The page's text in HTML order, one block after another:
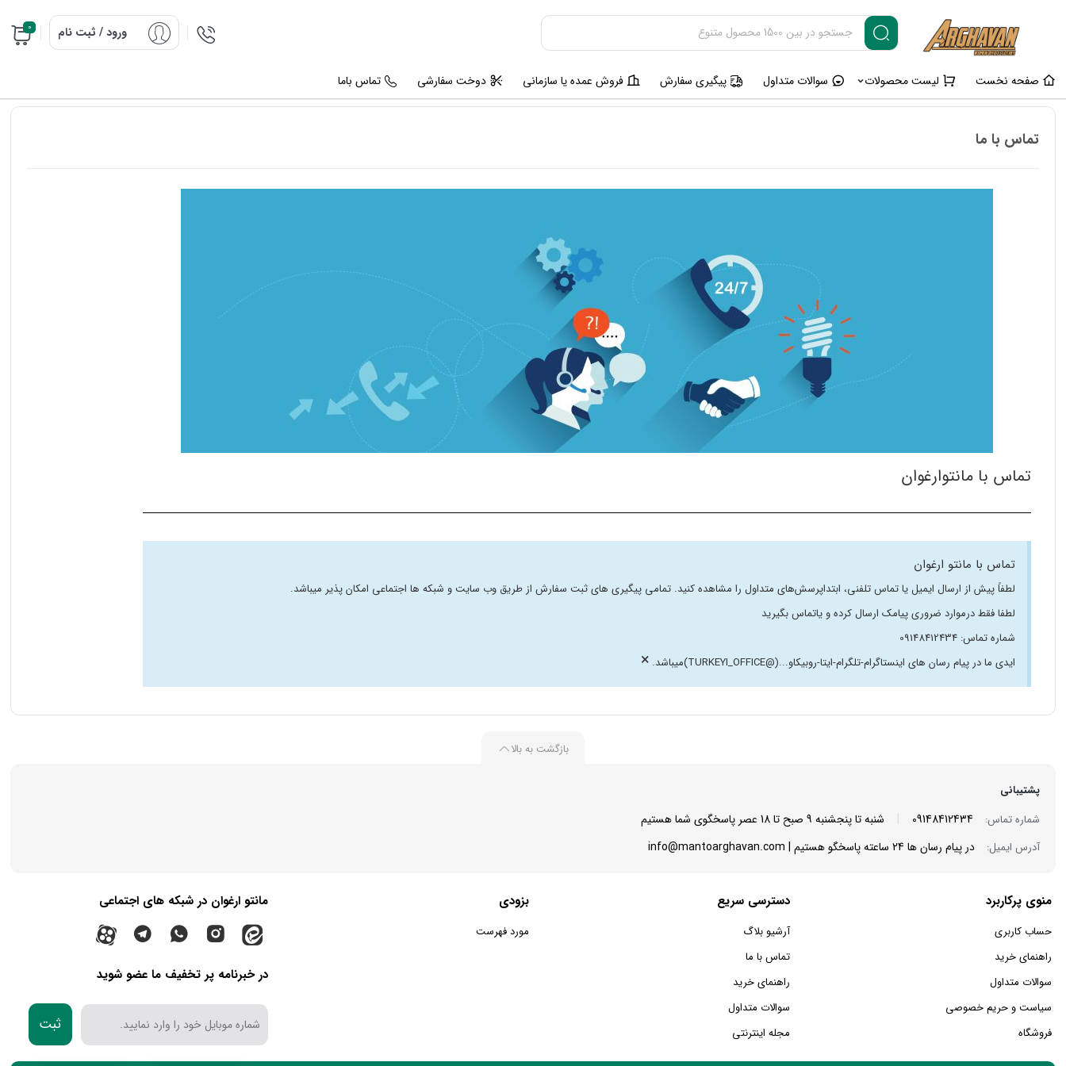
ورود / ثبت نام 0
صفحه نخست لیست محصولات سوالات متداول پیگیری سفارش فروش عمده یا سازمانی دوخت سفارشی تماس باما
تماس با ما
تماس با مانتوارغوان
تماس با مانتو ارغوان
لطفاً پیش از ارسال ایمیل یا تماس تلفنی، ابتداپرسش‌‌های متداول را مشاهده کنید. تمامی پیگیری های ثبت سفارش از طریق وب سایت و شبکه ها اجتماعی امکان پذیر میباشد.
لطفا فقط درموارد ضروری پیامک ارسال کرده و یاتماس بگیرید
شماره تماس: 09148412434
ایدی ما در پیام رسان های اینستاگرام-تلگرام-ایتا-روبیکاو...(@TURKEYI_OFFICE)میباشد.
×
بازگشت به بالا
پشتیبانی
شماره تماس:
09148412434 شنبه تا پنجشنبه 9 صبح تا 18 عصر پاسخگوی شما هستیم
آدرس ایمیل: در پیام رسان ها 24 ساعته پاسخگو هستیم | info@mantoarghavan.com
منوی پرکاربرد
حساب کاربری
راهنمای خرید
سوالات متداول
سیاست و حریم خصوصی
فروشگاه
دسترسی سریع
آرشیو بلاگ
تماس با ما
راهنمای خرید
سوالات متداول
مجله اینترنتی
بزودی
مورد فهرست
مانتو ارغوان در شبکه های اجتماعی
در خبرنامه پر تخفیف ما عضو شوید
ثبت